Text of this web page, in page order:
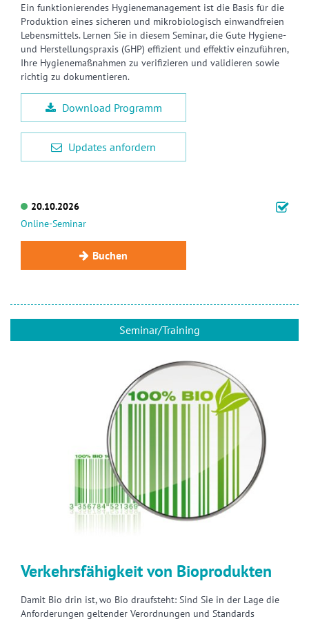
Ein funktionierendes Hygienemanagement ist die Basis für die
Produktion eines sicheren und mikrobiologisch einwandfreien
Lebensmittels. Lernen Sie in diesem Seminar, die Gute Hygiene-
und Herstellungspraxis (GHP) effizient und effektiv einzuführen,
Ihre Hygienemaßnahmen zu verifizieren und validieren sowie
richtig zu dokumentieren.
Download Programm
Updates anfordern
20.10.2026
Online-Seminar
Buchen
Seminar/Training
Verkehrsfähigkeit von Bioprodukten
Damit Bio drin ist, wo Bio draufsteht: Sind Sie in der Lage die
Anforderungen geltender Verordnungen und Standards